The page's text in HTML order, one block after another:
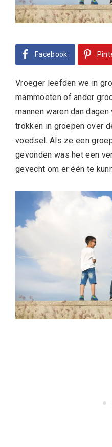
Facebook
Vroeger leefden we in
mammoeten of ander
mannen waren dan
trokken in groepen over
voedsel. Als ze een
gevonden was het een
gevecht om er één te